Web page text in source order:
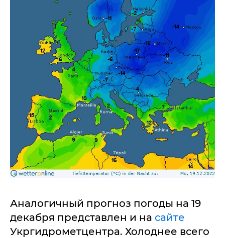
Аналогичный прогноз погоды на 19
декабря представлен и на сайте
Укргидрометцентра. Холоднее всего